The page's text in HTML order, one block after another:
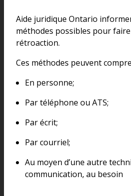
Aide juridique Ontario
méthodes possibles pour
rétroaction.
Ces méthodes peuvent
En personne;
Par téléphone ou ATS;
Par écrit;
Par courriel;
Au moyen d’une autre
communication, au besoin